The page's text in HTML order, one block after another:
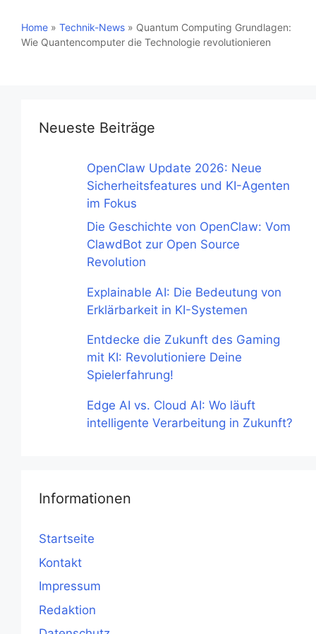
Home » Technik-News » Quantum Computing Grundlagen:
Wie Quantencomputer die Technologie revolutionieren
Neueste Beiträge
OpenClaw Update 2026: Neue
Sicherheitsfeatures und KI-Agenten
im Fokus
Die Geschichte von OpenClaw: Vom
ClawdBot zur Open Source
Revolution
Explainable AI: Die Bedeutung von
Erklärbarkeit in KI-Systemen
Entdecke die Zukunft des Gaming
mit KI: Revolutioniere Deine
Spielerfahrung!
Edge AI vs. Cloud AI: Wo läuft
intelligente Verarbeitung in Zukunft?
Informationen
Startseite
Kontakt
Impressum
Redaktion